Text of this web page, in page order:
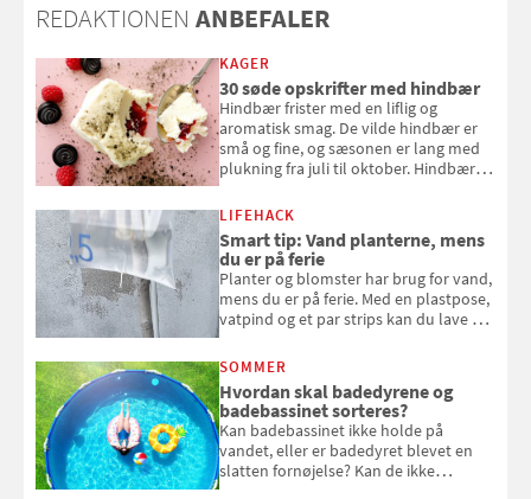
REDAKTIONEN ANBEFALER
KAGER
30 søde opskrifter med hindbær
Hindbær frister med en liflig og
aromatisk smag. De vilde hindbær er
små og fine, og sæsonen er lang med
plukning fra juli til oktober. Hindbær
kan bruge dine hindbær i alt fra
bagværk og salater til is og syltning.
LIFEHACK
Smart tip: Vand planterne, mens
du er på ferie
Planter og blomster har brug for vand,
mens du er på ferie. Med en plastpose,
vatpind og et par strips kan du lave dit
at bede naboen om at vande eller
komme hjem til døde planter
SOMMER
Hvordan skal badedyrene og
badebassinet sorteres?
Kan badebassinet ikke holde på
vandet, eller er badedyret blevet en
slatten fornøjelse? Kan de ikke